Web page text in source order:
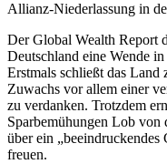
Allianz-Niederlassung in
Der Global Wealth Report
Deutschland eine Wende
Erstmals schließt das Land
Zuwachs vor allem einer
zu verdanken. Trotzdem
Sparbemühungen Lob von
über ein „beeindruckendes
freuen.